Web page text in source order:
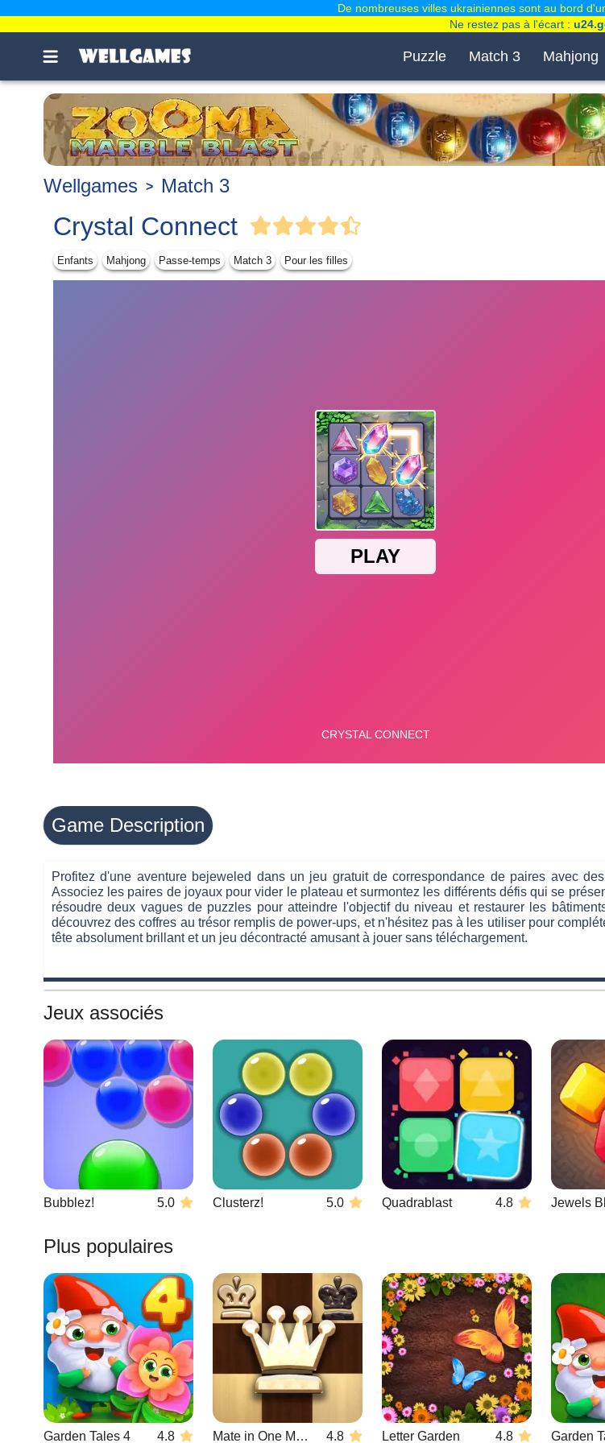
Puzzle Match 3 Mahjong
Wellgames Match 3
Crystal Connect
Enfants Mahjong Passe-temps Match 3 Pour les filles
Game Description
Profitez d'une aventure bejeweled dans un jeu gratuit de correspondance de paires avec
Associez les paires de joyaux pour vider le plateau et surmontez les différents défis qui se
résoudre deux vagues de puzzles pour atteindre l'objectif du niveau et restaurer les
découvrez des coffres au trésor remplis de power-ups, et n'hésitez pas à les utiliser pour
tête absolument brillant et un jeu décontracté amusant à jouer sans téléchargement.
Jeux associés
Bubblez! 5.0 Clusterz! 5.0 Quadrablast 4.8
Plus populaires
Garden Tales 4 4.8 Mate in One Move 4.8 Letter Garden 4.8
De nombreuses villes ukrainiennes sont au bord
Ne restez pas à l'écart :